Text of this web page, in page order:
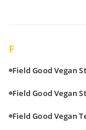
F
Field Good Vegan
Field Good Vegan
Field Good Vegan